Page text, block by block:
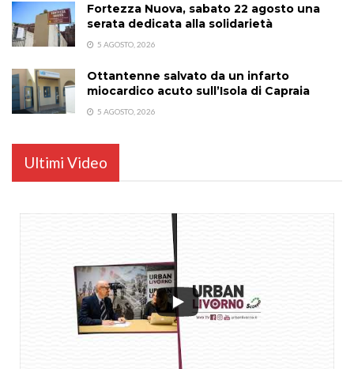
Fortezza Nuova, sabato 22 agosto una
serata dedicata alla solidarietà
5 AGOSTO, 2026
Ottantenne salvato da un infarto
miocardico acuto sull’Isola di Capraia
5 AGOSTO, 2026
Ultimi Video